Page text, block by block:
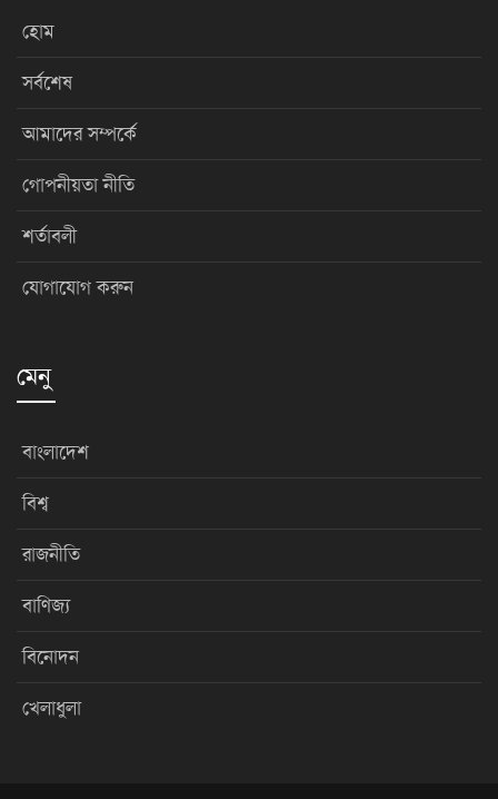
হোম
সর্বশেষ
আমাদের সম্পর্কে
গোপনীয়তা নীতি
শর্তাবলী
যোগাযোগ করুন
মেনু
বাংলাদেশ
বিশ্ব
রাজনীতি
বাণিজ্য
বিনোদন
খেলাধুলা